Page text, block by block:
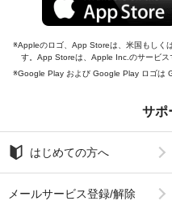
Appleのロゴ、App Storeは、米国もしく
す。App Storeは、Apple Inc.のサービス
Google Play および Google Play ロゴは
サポ
はじめての方へ
メールサービス登録/解除